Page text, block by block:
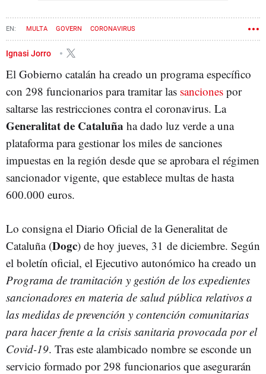
MULTA GOVERN CORONAVIRUS
Ignasi Jorro
El Gobierno catalán ha creado un programa específico
con 298 funcionarios para tramitar las sanciones por
saltarse las restricciones contra el coronavirus. La
Generalitat de Cataluña ha dado luz verde a una
plataforma para gestionar los miles de sanciones
impuestas en la región desde que se aprobara el régimen
sancionador vigente, que establece multas de hasta
600.000 euros.
Lo consigna el Diario Oficial de la Generalitat de
Cataluña (Dogc) de hoy jueves, 31 de diciembre. Según
el boletín oficial, el Ejecutivo autonómico ha creado un
Programa de tramitación y gestión de los expedientes
sancionadores en materia de salud pública relativos a
las medidas de prevención y contención comunitarias
para hacer frente a la crisis sanitaria provocada por el
Covid-19. Tras este alambicado nombre se esconde un
servicio formado por 298 funcionarios que asegurarán